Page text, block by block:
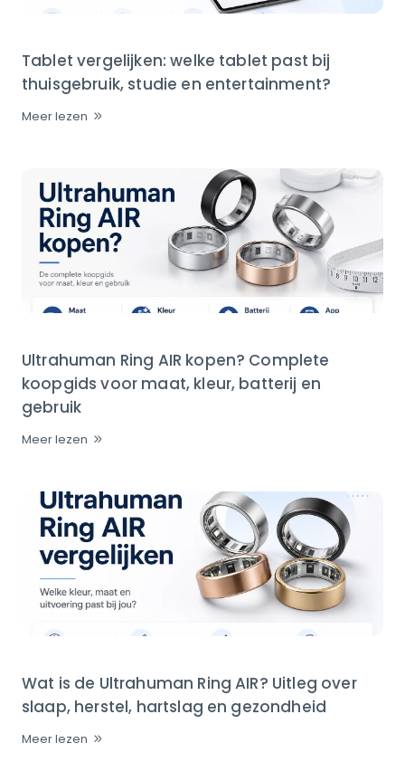
Tablet vergelijken: welke tablet past bij
thuisgebruik, studie en entertainment?
Meer lezen
Ultrahuman Ring AIR kopen? Complete
koopgids voor maat, kleur, batterij en
gebruik
Meer lezen
Wat is de Ultrahuman Ring AIR? Uitleg over
slaap, herstel, hartslag en gezondheid
Meer lezen